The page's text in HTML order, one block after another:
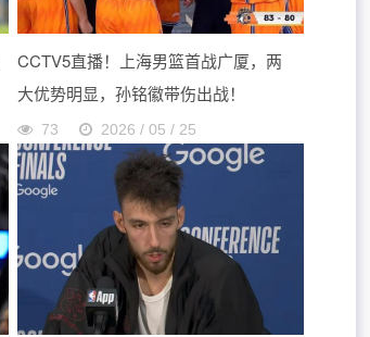
CCTV5直播！上海男篮首战广厦，两
大优势明显，孙铭徽带伤出战！
73 2026 / 05 / 25